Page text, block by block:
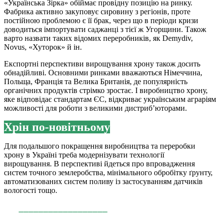
«Українська Зірка» обіймає провідну позицію на ринку.
Фабрика активно закуповує сировину з регіонів, проте
постійною проблемою є її брак, через що в періоди кризи
доводиться імпортувати саджанці з тієї ж Угорщини. Також
варто назвати таких відомих переробників, як Demydiv,
Novus, «Хуторок» й ін.
Експортні перспективи вирощування хрону також досить
обнадійливі. Основними ринками вважаються Німеччина,
Польща, Франція та Велика Британія, де популярність
органічних продуктів стрімко зростає. І виробництво хрону,
яке відповідає стандартам ЄС, відкриває українським аграріям
можливості для роботи з великими дистриб’юторами.
Хрін по-новітньому
Для подальшого покращення виробництва та переробки
хрону в Україні треба модернізувати технології
вирощування. В перспективі йдеться про впровадження
систем точного землеробства, мінімального обробітку ґрунту,
автоматизованих систем поливу із застосуванням датчиків
вологості тощо.